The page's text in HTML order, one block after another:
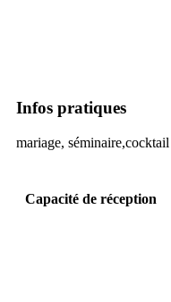
Infos pratiques
mariage, séminaire,cocktail
Capacité de réception